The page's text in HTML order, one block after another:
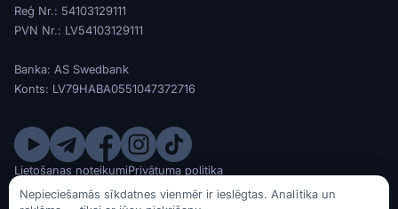
Reģ Nr.: 54103129111
PVN Nr.: LV54103129111
Banka: AS Swedbank
Konts: LV79HABA0551047372716
© SIA CarBuy 2020 - 2026
Lietošanas noteikumiPrivātuma politika
Nepieciešamās sīkdatnes vienmēr ir ieslēgtas. Analītika un